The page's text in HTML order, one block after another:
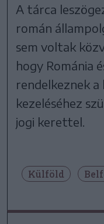
A tárca
román
sem voltak
hogy Románia
rendelkeznek
kezeléséhez
jogi kerettel.
Külföld